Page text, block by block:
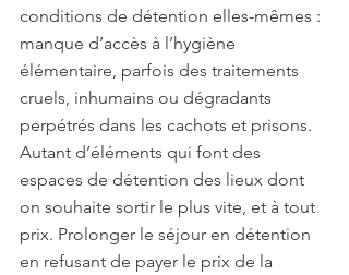
conditions de détention elles-mêmes :
manque d’accès à l’hygiène
élémentaire, parfois des traitements
cruels, inhumains ou dégradants
perpétrés dans les cachots et prisons.
Autant d’éléments qui font des
espaces de détention des lieux dont
on souhaite sortir le plus vite, et à tout
prix. Prolonger le séjour en détention
en refusant de payer le prix de la